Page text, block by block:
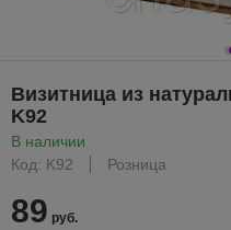
Визитница из
K92
В наличии
Код: K92
Розница
89 руб.